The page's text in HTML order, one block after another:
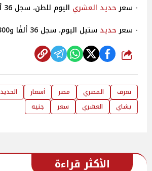
- سعرحديد العشري اليوم للطن، سجل 36 ألفًا و500
- سعرحديد ستيل اليوم، سجل 36 ألفًا و300 جنيه للطن.
شارك
تعرف المصري مصر أسعار الحديد
بشاي
العشري سعر جنيه
الأكثر قراءة